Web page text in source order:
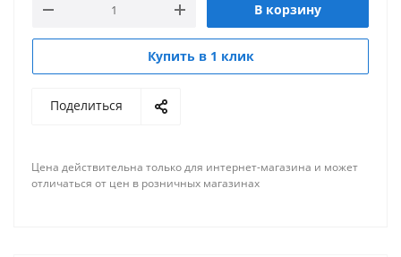
В корзину
Купить в 1 клик
Поделиться
Цена действительна только для интернет-магазина и может
отличаться от цен в розничных магазинах